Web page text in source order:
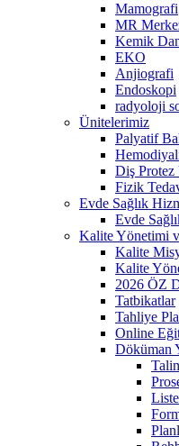
Mamografi
MR
Kemik
EKO
Anjiografi
Endoskopi
radyoloji
Ünitelerimiz
Palyatif
Diş Protez
Fizik
Evde Sağlık
Evde
Kalite Yönetimi
Kalite
Kalite
2026 ÖZ
Tatbikatlar
Tahliye
Online
Döküman